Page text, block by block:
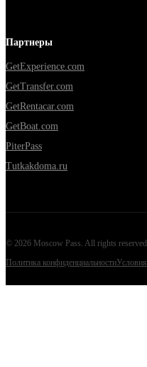
Партнеры
GetExperience.com
GetTransfer.com
GetRentacar.com
GetBoat.com
PiterPass
Tutkakdoma.ru
© 2026 Moscow Pass . All rights reserved.
Политика конфиденциальностиУсловия